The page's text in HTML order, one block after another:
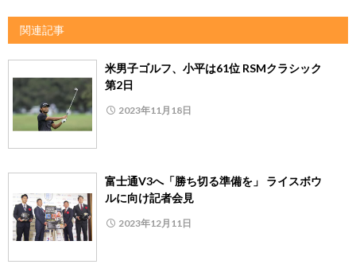
関連記事
米男子ゴルフ、小平は61位 RSMクラシック
第2日
2023年11月18日
富士通V3へ「勝ち切る準備を」 ライスボウ
ルに向け記者会見
2023年12月11日